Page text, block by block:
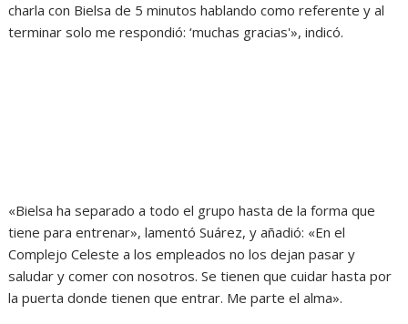
charla con Bielsa de 5 minutos hablando como referente y al
terminar solo me respondió: ‘muchas gracias'», indicó.
«Bielsa ha separado a todo el grupo hasta de la forma que
tiene para entrenar», lamentó Suárez, y añadió: «En el
Complejo Celeste a los empleados no los dejan pasar y
saludar y comer con nosotros. Se tienen que cuidar hasta por
la puerta donde tienen que entrar. Me parte el alma».